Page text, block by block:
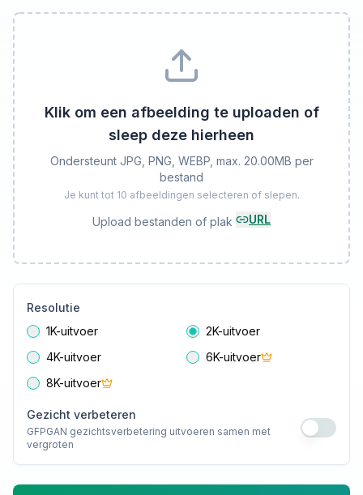
Klik om een afbeelding te uploaden of
sleep deze hierheen
Ondersteunt JPG, PNG, WEBP, max. 20.00MB per
bestand
Je kunt tot 10 afbeeldingen selecteren of slepen.
Upload bestanden of plak URL
Resolutie
1K-uitvoer
2K-uitvoer
4K-uitvoer
6K-uitvoer
8K-uitvoer
Gezicht verbeteren
GFPGAN gezichtsverbetering uitvoeren samen met
vergroten